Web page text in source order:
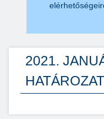
2021.
HATÁROZAT